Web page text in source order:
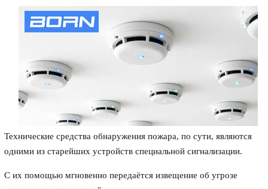
Технические средства обнаружения пожара, по сути, являются
одними из старейших устройств специальной сигнализации.
С их помощью мгновенно передаётся извещение об угрозе